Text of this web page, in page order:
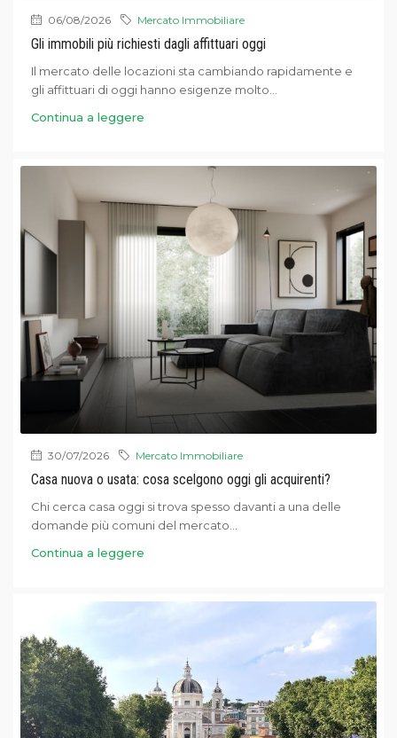
06/08/2026 Mercato Immobiliare
Gli immobili più richiesti dagli affittuari oggi
Il mercato delle locazioni sta cambiando rapidamente e
gli affittuari di oggi hanno esigenze molto...
Continua a leggere
30/07/2026 Mercato Immobiliare
Casa nuova o usata: cosa scelgono oggi gli acquirenti?
Chi cerca casa oggi si trova spesso davanti a una delle
domande più comuni del mercato...
Continua a leggere